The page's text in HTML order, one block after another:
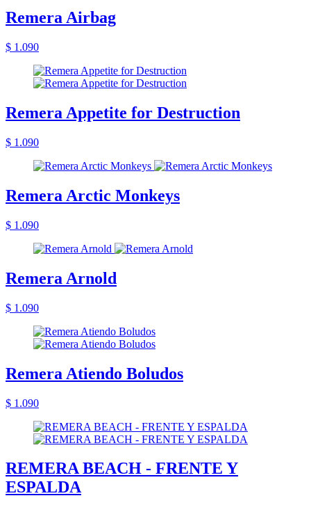
Remera Airbag
$ 1.090
Remera Appetite for Destruction
$ 1.090
Remera Arctic Monkeys
$ 1.090
Remera Arnold
$ 1.090
Remera Atiendo Boludos
$ 1.090
REMERA BEACH - FRENTE Y
ESPALDA